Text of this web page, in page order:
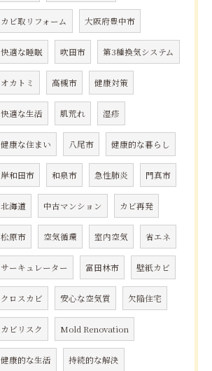
カビ取リフォーム 大阪府豊中市
快適な睡眠 吹田市 第3種換気システム
オカトミ 高槻市 健康対策
快適な生活 肌荒れ 湿疹
健康な住まい 八尾市 健康的な暮らし
岸和田市 和泉市 急性肺炎 門真市
北海道 中古マンション カビ再発
松原市 空気循環 室内空気 省エネ
サーキュレーター 富田林市 壁紙カビ
クロスカビ 安心な空気質 欠陥住宅
カビリスク Mold Renovation
健康的な生活 持続的な解決